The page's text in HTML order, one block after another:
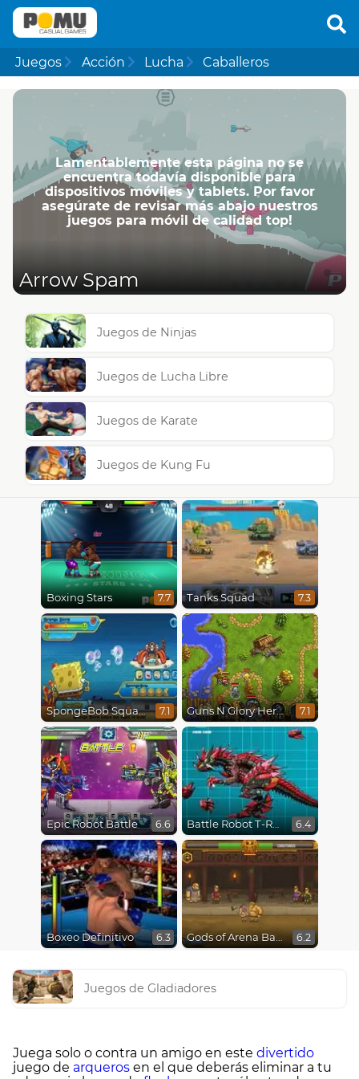
Juegos Acción Lucha Caballeros
Lamentablemente esta página no se
encuentra todavía disponible para
dispositivos móviles y tablets. Por favor
asegúrate de revisar más abajo nuestros
juegos para móvil de calidad top!
Arrow Spam
Juegos de Ninjas
Juegos de Lucha Libre
Juegos de Karate
Juegos de Kung Fu
Boxing Stars 7.7 Tanks Squad 7.3
SpongeBob SquarePants : Monster Island Adventures 7.1 Guns N Glory Heroes 7.1
Epic Robot Battle 6.6 Battle Robot T-Rex Age 6.4
Boxeo Definitivo 6.3 Gods of Arena Battles 6.2
Juegos de Gladiadores
Juega solo o contra un amigo en este divertido
juego de arqueros en el que deberás eliminar a tu